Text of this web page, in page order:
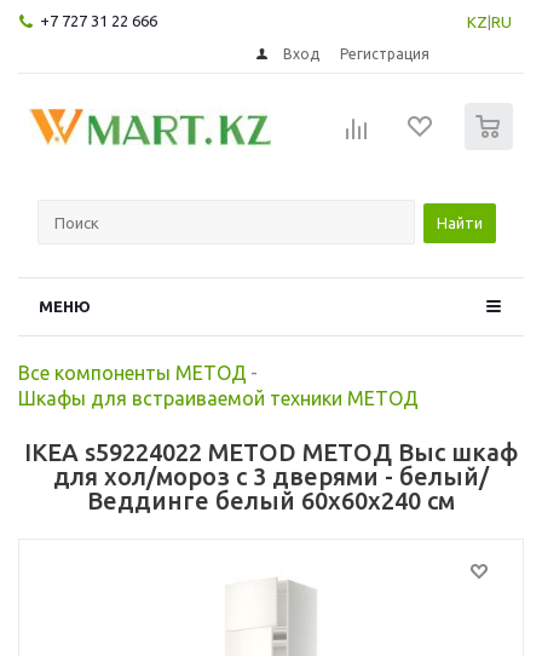
+7 727 31 22 666 KZ RU
Вход Регистрация
Найти
МЕНЮ
Все компоненты МЕТОД -
Шкафы для встраиваемой техники МЕТОД
IKEA s59224022 METOD МЕТОД Выс шкаф
для хол/мороз с 3 дверями - белый/
Веддинге белый 60x60x240 см